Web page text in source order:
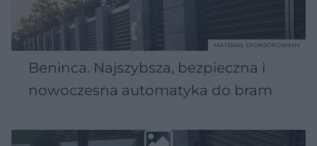
Beninca. Najszybsza, bezpieczna i
nowoczesna automatyka do bram
MATERIAŁ SPONSOROWANY